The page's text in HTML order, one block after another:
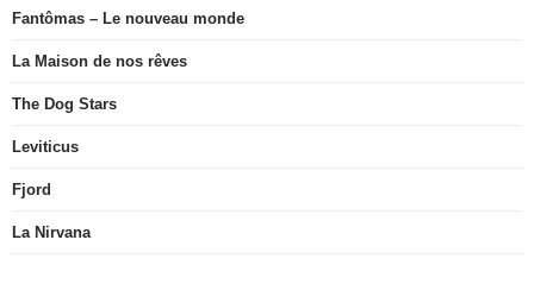
Fantômas – Le nouveau monde
La Maison de nos rêves
The Dog Stars
Leviticus
Fjord
La Nirvana